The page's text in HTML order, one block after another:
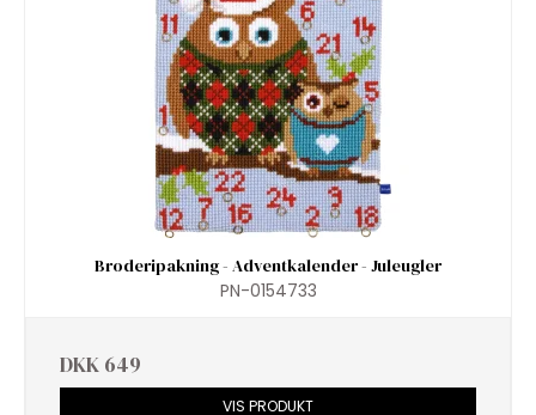
Broderipakning - Adventkalender - Juleugler
PN-0154733
DKK 649
VIS PRODUKT